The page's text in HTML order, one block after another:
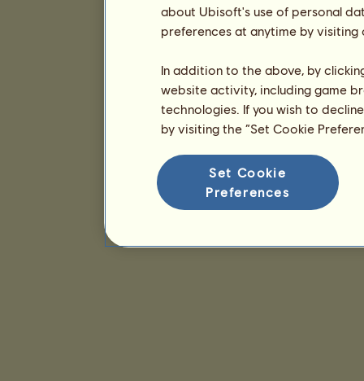
about Ubisoft's use of personal
preferences at anytime by
In addition to the above, by
website activity, including game
technologies. If you wish to
by visiting the “Set Cookie
Set Cookie
Preferences